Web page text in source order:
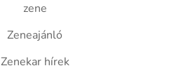
zene
Zeneajánló
Zenekar hírek